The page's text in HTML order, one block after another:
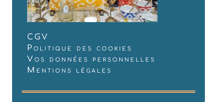
CGV
Politique des cookies
Vos données personnelles
Mentions légales